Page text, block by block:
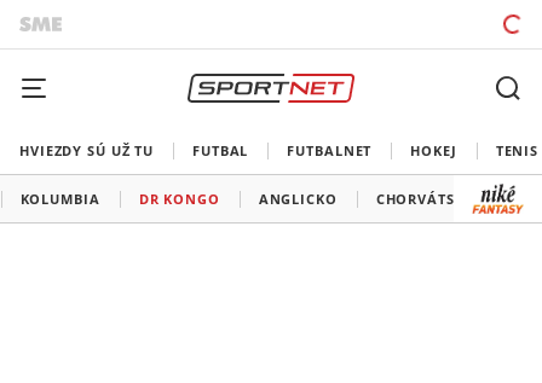
HVIEZDY SÚ UŽ TU FUTBAL FUTBALNET HOKEJ TENIS
KOLUMBIA DR KONGO ANGLICKO CHORVÁTSKO